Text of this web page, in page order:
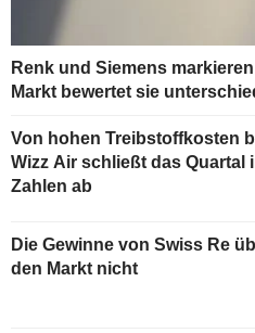
Renk und Siemens
Markt bewertet sie
Von hohen Treibstoffkosten
Wizz Air schließt das Quartal
Zahlen ab
Die Gewinne von Swiss Re
den Markt nicht